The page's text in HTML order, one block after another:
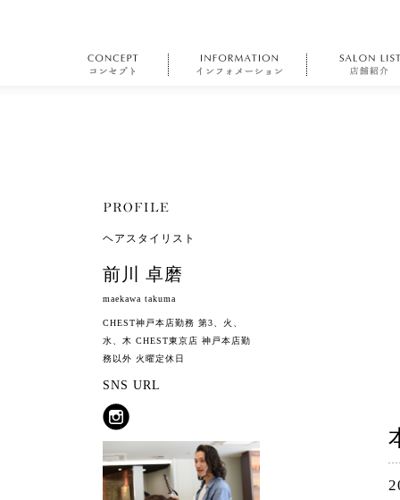
ヘアスタイリスト
前川 卓磨
maekawa takuma
CHEST神戸本店勤務 第3、火、
水、木 CHEST東京店 神戸本店勤
務以外 火曜定休日
SNS URL